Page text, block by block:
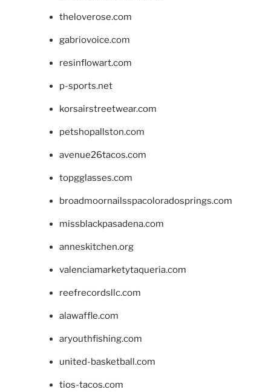
theloverose.com
gabriovoice.com
resinflowart.com
p-sports.net
korsairstreetwear.com
petshopallston.com
avenue26tacos.com
topgglasses.com
broadmoornailsspacoloradosprings.com
missblackpasadena.com
anneskitchen.org
valenciamarketytaqueria.com
reefrecordsllc.com
alawaffle.com
aryouthfishing.com
united-basketball.com
tios-tacos.com